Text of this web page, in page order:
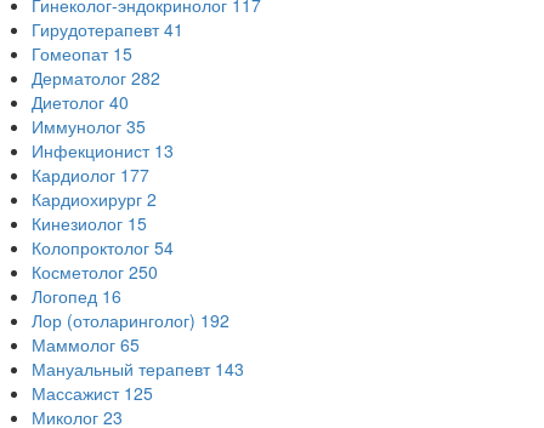
Гинеколог-эндокринолог 117
Гирудотерапевт 41
Гомеопат 15
Дерматолог 282
Диетолог 40
Иммунолог 35
Инфекционист 13
Кардиолог 177
Кардиохирург 2
Кинезиолог 15
Колопроктолог 54
Косметолог 250
Логопед 16
Лор (отоларинголог) 192
Маммолог 65
Мануальный терапевт 143
Массажист 125
Миколог 23